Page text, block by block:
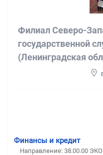
Филиал Северо-
государственной
(Ленинградская
Финансы и кредит
Направление: 38.00.00